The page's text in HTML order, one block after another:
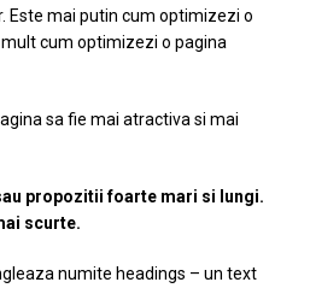
Este mai putin cum optimizezi o
cum optimizezi o pagina
sa fie mai atractiva si mai
propozitii foarte mari si lungi.
scurte.
numite headings – un text